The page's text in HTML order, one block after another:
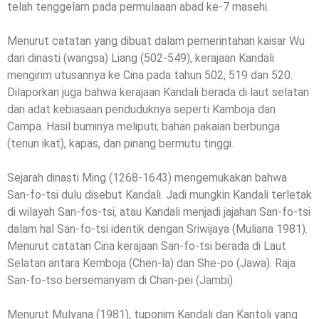
telah tenggelam pada permulaaan abad ke-7 masehi.
Menurut catatan yang dibuat dalam pemerintahan kaisar Wu
dari dinasti (wangsa) Liang (502-549), kerajaan Kandali
mengirim utusannya ke Cina pada tahun 502, 519 dan 520.
Dilaporkan juga bahwa kerajaan Kandali berada di laut selatan
dan adat kebiasaan penduduknya seperti Kamboja dan
Campa. Hasil buminya meliputi; bahan pakaian berbunga
(tenun ikat), kapas, dan pinang bermutu tinggi.
Sejarah dinasti Ming (1268-1643) mengemukakan bahwa
San-fo-tsi dulu disebut Kandali. Jadi mungkin Kandali terletak
di wilayah San-fos-tsi, atau Kandali menjadi jajahan San-fo-tsi
dalam hal San-fo-tsi identik dengan Sriwijaya (Muliana 1981).
Menurut catatan Cina kerajaan San-fo-tsi berada di Laut
Selatan antara Kemboja (Chen-la) dan She-po (Jawa). Raja
San-fo-tso bersemanyam di Chan-pei (Jambi).
Menurut Mulyana (1981), tuponim Kandali dan Kantoli yang